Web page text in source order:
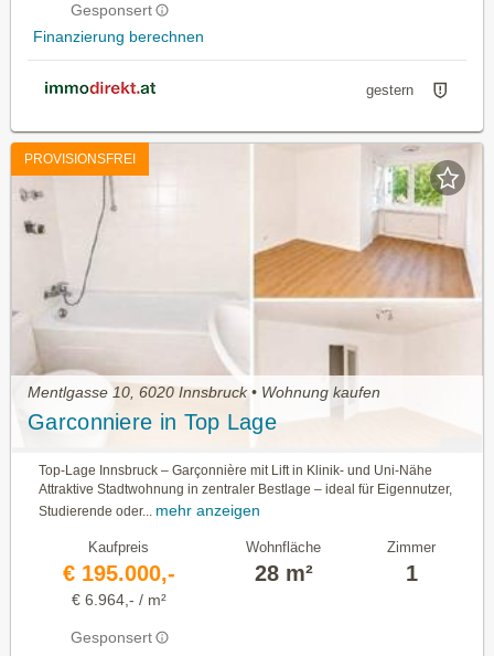
Gesponsert
Finanzierung berechnen
gestern
PROVISIONSFREI
Mentlgasse 10, 6020 Innsbruck • Wohnung kaufen
Garconniere in Top Lage
Top-Lage Innsbruck – Garçonnière mit Lift in Klinik- und Uni-Nähe
Attraktive Stadtwohnung in zentraler Bestlage – ideal für Eigennutzer,
Studierende oder...
mehr anzeigen
Kaufpreis
€ 195.000,-
€ 6.964,- / m²
Gesponsert
Wohnfläche
28 m²
Zimmer
1